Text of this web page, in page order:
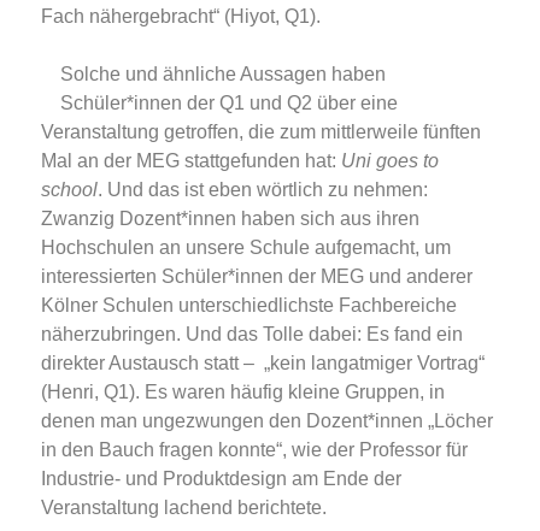
Fach nähergebracht“ (Hiyot, Q1).
Solche und ähnliche Aussagen haben
Schüler*innen der Q1 und Q2 über eine
Veranstaltung getroffen, die zum mittlerweile fünften
Mal an der MEG stattgefunden hat: Uni goes to
school. Und das ist eben wörtlich zu nehmen:
Zwanzig Dozent*innen haben sich aus ihren
Hochschulen an unsere Schule aufgemacht, um
interessierten Schüler*innen der MEG und anderer
Kölner Schulen unterschiedlichste Fachbereiche
näherzubringen. Und das Tolle dabei: Es fand ein
direkter Austausch statt – „kein langatmiger Vortrag“
(Henri, Q1). Es waren häufig kleine Gruppen, in
denen man ungezwungen den Dozent*innen „Löcher
in den Bauch fragen konnte“, wie der Professor für
Industrie- und Produktdesign am Ende der
Veranstaltung lachend berichtete.